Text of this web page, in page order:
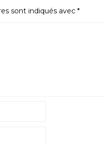
sont indiqués avec *